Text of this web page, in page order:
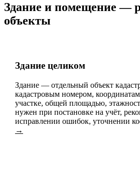
Здание и помещение —
объекты
Здание целиком
Здание — отдельный объект
кадастровым номером,
участке, общей площадью,
нужен при постановке на учёт,
исправлении ошибок, уточнении
→